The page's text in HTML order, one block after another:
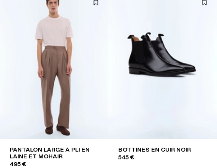
PANTALON LARGE À PLI EN
LAINE ET MOHAIR
495 €
BOTTINES EN CUIR NOIR
545 €